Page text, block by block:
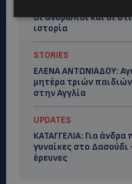
ΓΕΝΕΘΛΙΟΣ ΗΜΕΡΑ: Η
Οι άνθρωποι και οι
ιστορία
STORIES
ΕΛΕΝΑ ΑΝΤΩΝΙΑΔΟΥ:
μητέρα τριών
στην Αγγλία
UPDATES
ΚΑΤΑΓΓΕΛΙΑ: Για
γυναίκες στο Δασούδι
έρευνες